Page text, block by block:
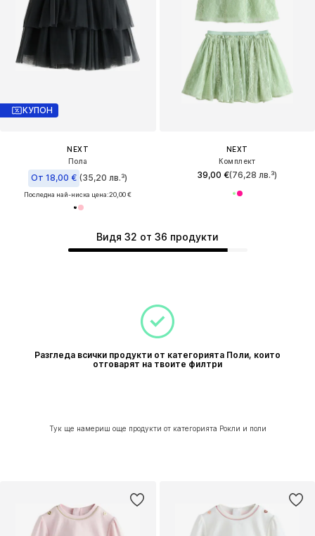
КУПОН
NEXT
Пола
От 18,00 € (35,20 лв.³)
Последна най-ниска цена:20,00 €
NEXT
Комплект
39,00 €(76,28 лв.³)
Видя 32 от 36 продукти
Разгледа всички продукти от категорията Поли, които
отговарят на твоите филтри
Тук ще намериш още продукти от категорията Рокли и поли